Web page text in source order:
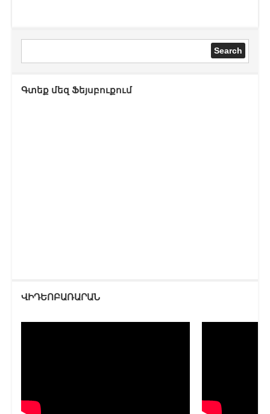
Գտեք մեզ Ֆեյսբուքում
ՎԻԴԵՈԲԱՌԱՐԱՆ